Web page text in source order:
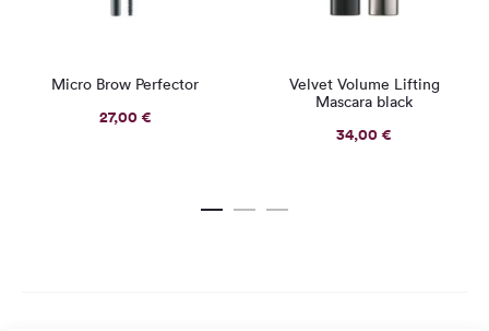
Micro Brow Perfector
27,00€
Velvet Volume Lifting
Mascara black
34,00€